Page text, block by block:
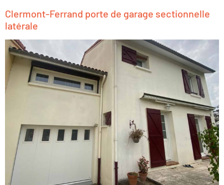
Clermont-Ferrand porte de garage sectionnelle
latérale